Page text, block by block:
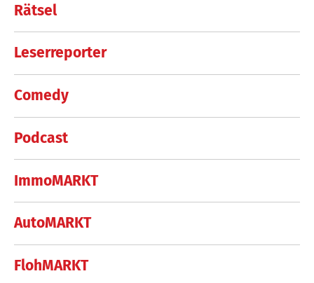
Rätsel
Leserreporter
Comedy
Podcast
ImmoMARKT
AutoMARKT
FlohMARKT